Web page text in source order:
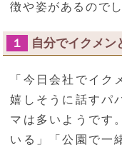
徴や姿があるので
１ 自分でイクメン
「今日会社でイク
嬉しそうに話すパ
マは多いようです
いる」「公園で一